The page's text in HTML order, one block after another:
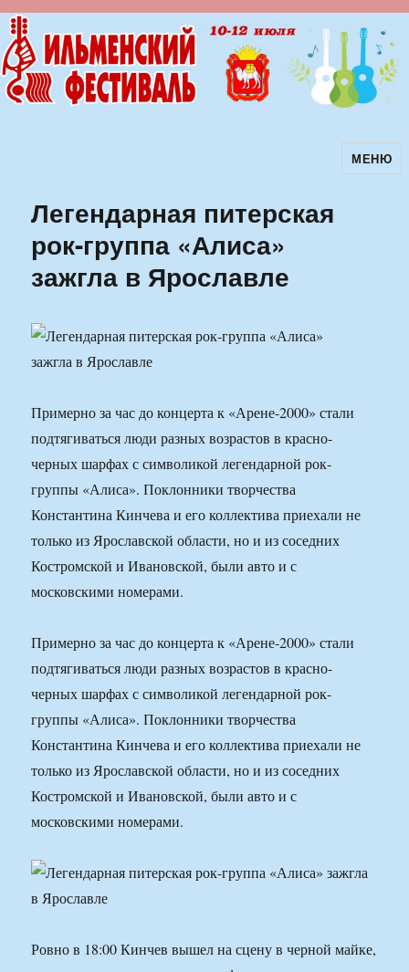
Ильменский фестиваль авторскойМЕНЮ
Легендарная питерская
рок-группа «Алиса»
зажгла в Ярославле
Примерно за час до концерта к «Арене-2000» стали
подтягиваться люди разных возрастов в красно-
черных шарфах с символикой легендарной рок-
группы «Алиса». Поклонники творчества
Константина Кинчева и его коллектива приехали не
только из Ярославской области, но и из соседних
Костромской и Ивановской, были авто и с
московскими номерами.
Примерно за час до концерта к «Арене-2000» стали
подтягиваться люди разных возрастов в красно-
черных шарфах с символикой легендарной рок-
группы «Алиса». Поклонники творчества
Константина Кинчева и его коллектива приехали не
только из Ярославской области, но и из соседних
Костромской и Ивановской, были авто и с
московскими номерами.
Ровно в 18:00 Кинчев вышел на сцену в черной майке,